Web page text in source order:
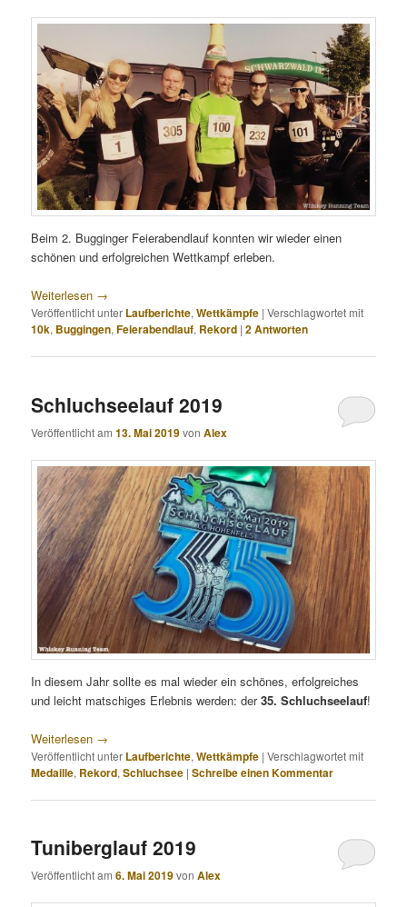
Beim 2. Bugginger Feierabendlauf konnten wir wieder einen
schönen und erfolgreichen Wettkampf erleben.
Weiterlesen →
Veröffentlicht unter Laufberichte,Wettkämpfe |Verschlagwortet mit
10k, Buggingen,Feierabendlauf, Rekord |2Antworten
Schluchseelauf 2019
Veröffentlicht am13. Mai 2019vonAlex
In diesem Jahr sollte es mal wieder ein schönes, erfolgreiches
und leicht matschiges Erlebnis werden: der35. Schluchseelauf!
Weiterlesen →
Veröffentlicht unter Laufberichte,Wettkämpfe |Verschlagwortet mit
Medaille, Rekord,Schluchsee |Schreibe einen Kommentar
Tuniberglauf 2019
Veröffentlicht am6. Mai 2019vonAlex